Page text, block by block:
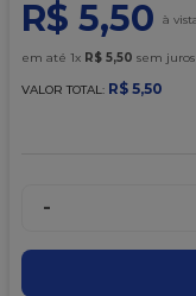
R$ 5,50
em até 1x R$ 5,50 sem juros
VALOR TOTAL: R$ 5,50
-
9º
caixa kraft
10º chocolate